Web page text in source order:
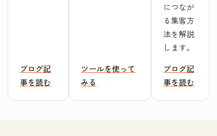
ブログ記
事を読む
ツールを使って
みる
につなが
る集客方
法を解説
します。
ブログ記
事を読む